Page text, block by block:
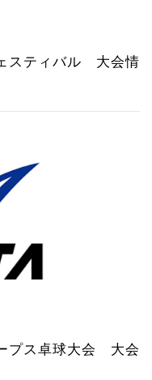
スティバル 大会情
プス卓球大会 大会